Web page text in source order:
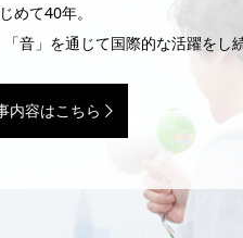
めて40年。
音」を通じて国際的な活躍をし
内容はこちら